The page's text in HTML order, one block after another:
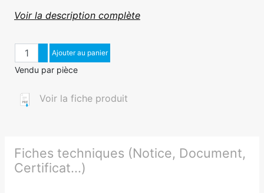
Voir la description complète
QuantitéAugmenter quantité
Diminuer quantité
Ajouter au panier
Vendu par pièce
Voir la fiche produit
Fiches techniques (Notice, Document,
Certificat...)